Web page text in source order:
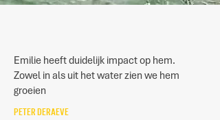
Emilie heeft duidelijk impact op hem.
Zowel in als uit het water zien we hem
groeien
Peter Deraeve